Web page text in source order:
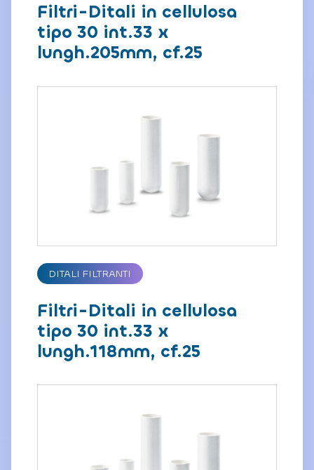
Filtri-Ditali in cellulosa
tipo 30 int.33 x
lungh.205mm, cf.25
DITALI FILTRANTI
Filtri-Ditali in cellulosa
tipo 30 int.33 x
lungh.118mm, cf.25